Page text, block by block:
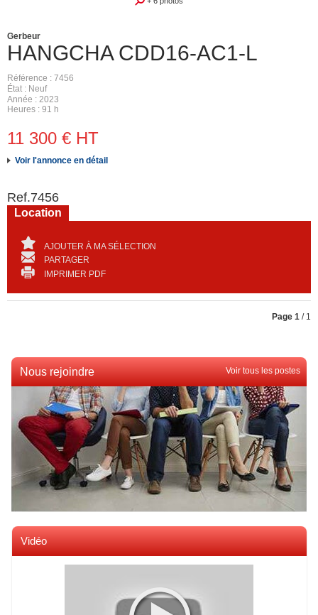
HANGCHA CDD16-AC1-L
Gerbeur
Référence
7456
État
Neuf
Année
2023
Heures
91 h
11 300 € HT
Voir l'annonce en détail
Ref.7456
Location
AJOUTER À MA SÉLECTION
PARTAGER
IMPRIMER PDF
Page 1 / 1
Nous rejoindre Voir tous les postes
Vidéo